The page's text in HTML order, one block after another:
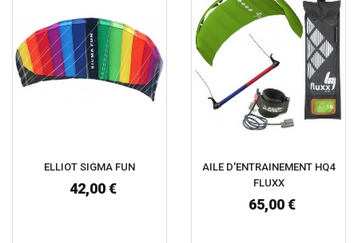
ELLIOT SIGMA FUN
42,00 €
AILE D'ENTRAINEMENT HQ4
FLUXX
65,00 €